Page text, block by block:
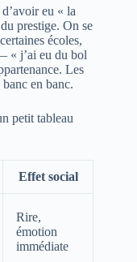
eu « la
prestige. On se
écoles,
« j’ai eu du bol
Les
en banc.
petit tableau
Effet social
Rire,
émotion
immédiate